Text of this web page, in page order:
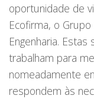
oportunidade de
Ecofirma, o
Engenharia.
trabalham para
nomeadamente
respondem às